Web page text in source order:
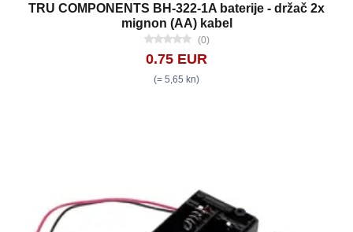
TRU COMPONENTS BH-322-1A baterije - držač 2x
mignon (AA) kabel
(0)
0.75 EUR
(= 5,65 kn)